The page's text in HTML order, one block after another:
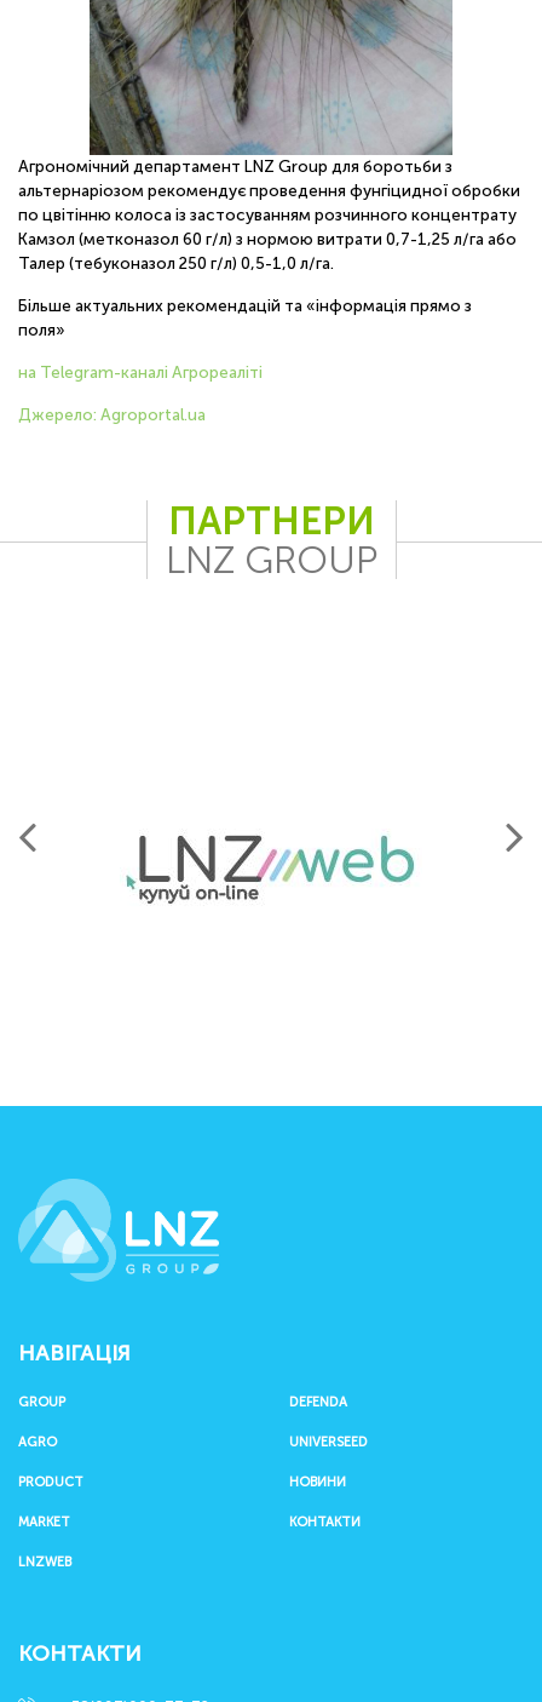
Агрономічний департамент LNZ Group для боротьби з
альтернаріозом рекомендує проведення фунгіцидної обробки
по цвітінню колоса із застосуванням розчинного концентрату
Камзол (метконазол 60 г/л) з нормою витрати 0,7-1,25 л/га або
Талер (тебуконазол 250 г/л) 0,5-1,0 л/га.
Більше актуальних рекомендацій та «інформація прямо з
поля»
на Telegram-каналі Агрореаліті
Джерело: Agroportal.ua
ПАРТНЕРИ
LNZ GROUP
НАВІГАЦІЯ
GROUP
AGRO
PRODUCT
MARKET
DEFENDA
UNIVERSEED
НОВИНИ
КОНТАКТИ
LNZWEB
КОНТАКТИ